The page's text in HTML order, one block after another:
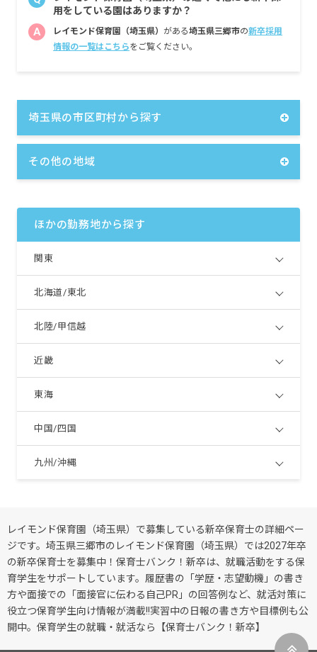
3年目 3,856,000円（フロアリーダー）
用をしている園はありますか？
A レイモンド保育園（埼玉県） がある埼玉県三郷市の新卒採用
情報の一覧はこちらをご覧ください。
埼玉県の市区町村から探す
その他の地域
ほかの勤務地から探す
関東
北海道/東北
北陸/甲信越
近畿
東海
中国/四国
九州/沖縄
レイモンド保育園（埼玉県）で募集している新卒保育士の詳細ペー
ジです。埼玉県三郷市のレイモンド保育園（埼玉県）では2027年卒
の新卒保育士を募集中！保育士バンク！新卒は、就職活動をする保
育学生をサポートしています。履歴書の「学歴・志望動機」の書き
方や面接での「面接官に伝わる自己PR」の回答例など、就活対策に
役立つ保育学生向け情報が満載!!実習中の日報の書き方や目標例も公
開中。保育学生の就職・就活なら【保育士バンク！新卒】